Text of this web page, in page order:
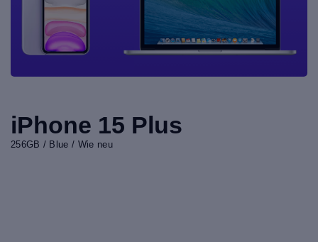
iPhone 15 Plus
256GB / Blue / Wie neu